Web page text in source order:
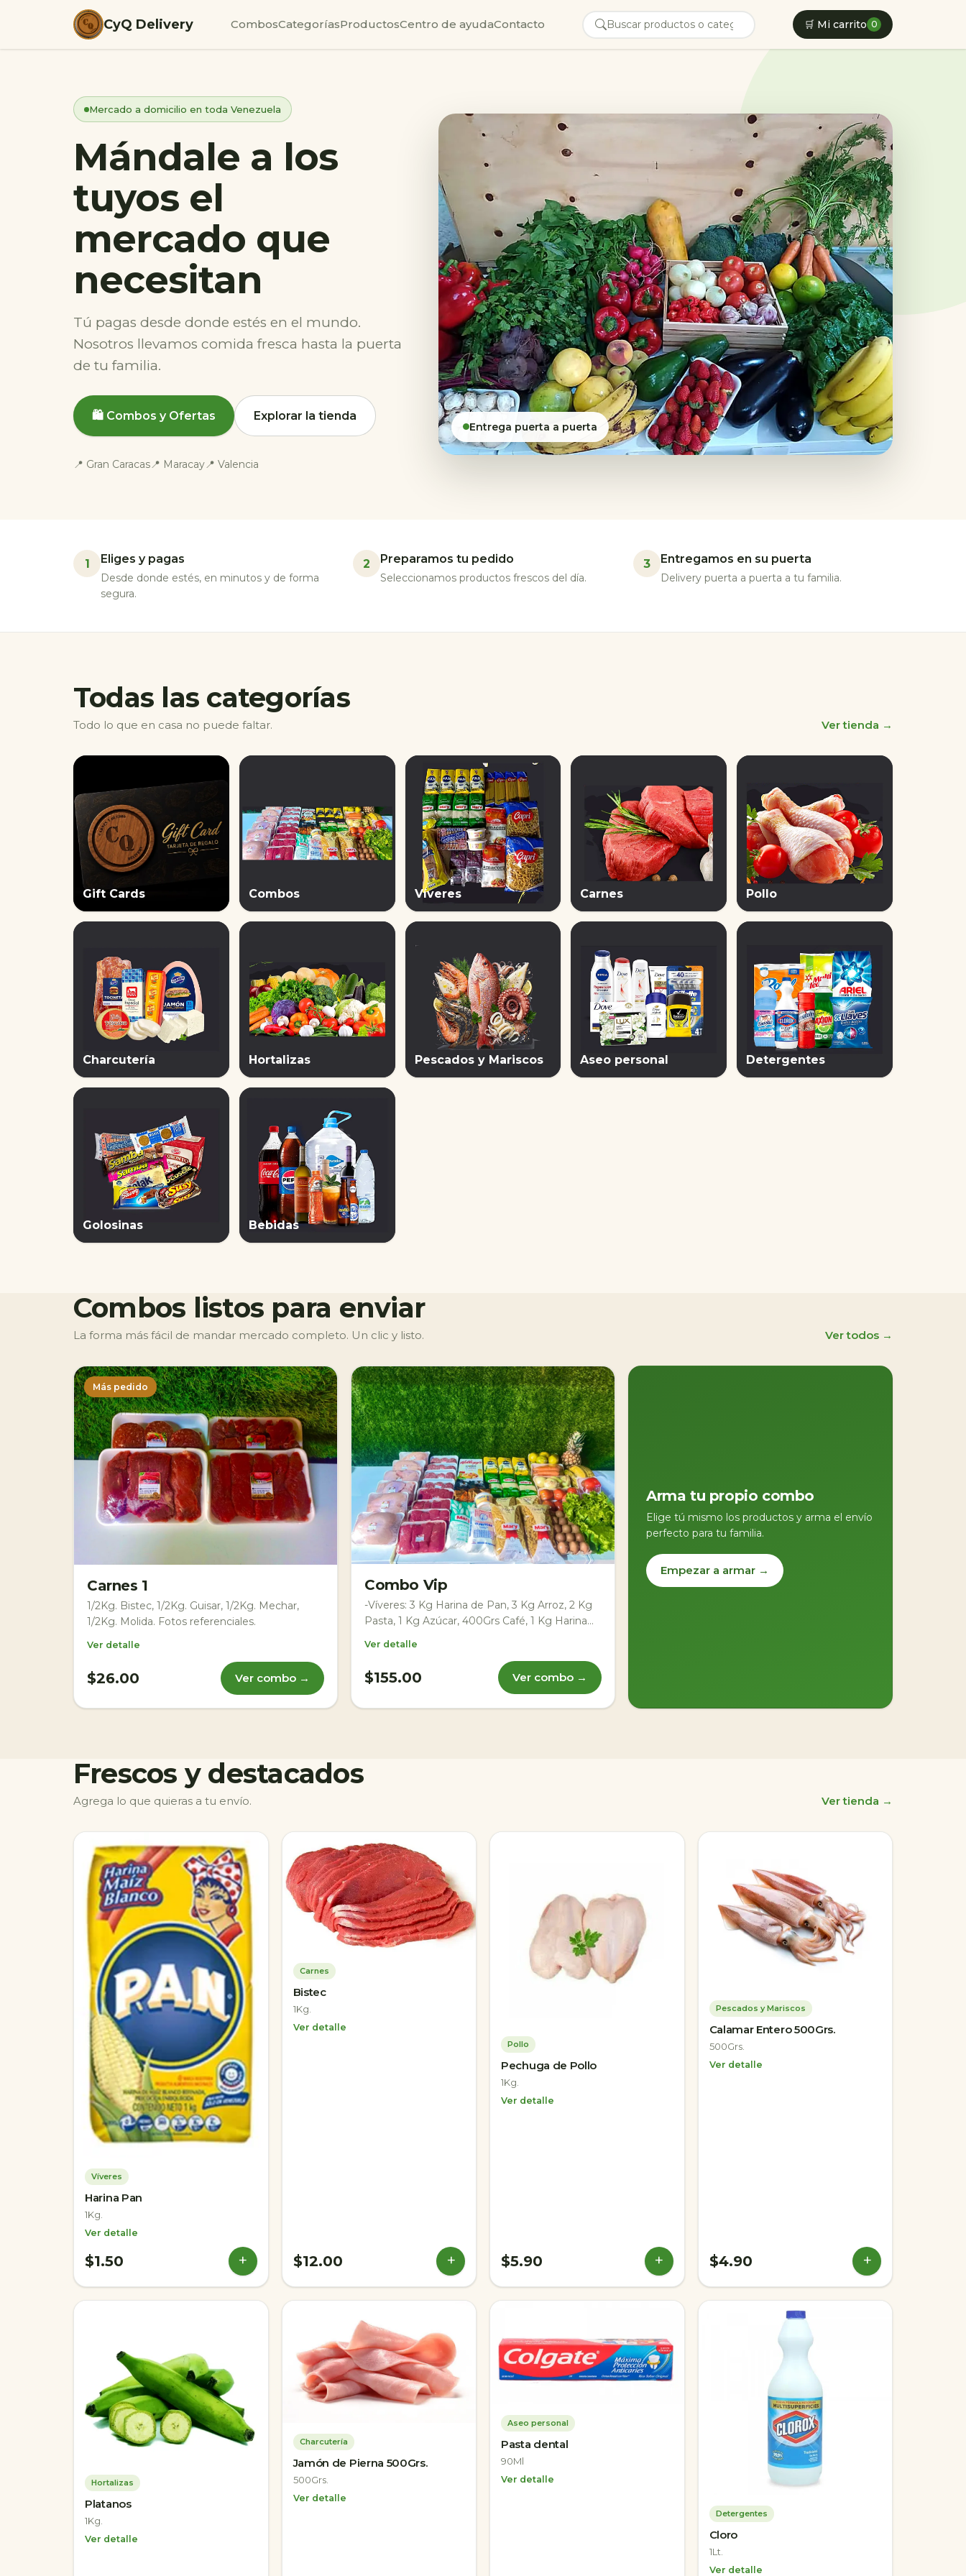
CyQ Delivery CombosCategoríasProductosCentro de ayudaContacto 🛒 Mi carrito 0
Mercado a domicilio en toda Venezuela
Mándale a los
tuyos el
mercado que
necesitan
Tú pagas desde donde estés en el mundo.
Nosotros llevamos comida fresca hasta la puerta
de tu familia.
🛍️ Combos y Ofertas Explorar la tienda
📍 Gran Caracas📍 Maracay📍 Valencia
Entrega puerta a puerta
1 Eliges y pagas
Desde donde estés, en minutos y de forma
segura.
2 Preparamos tu pedido
Seleccionamos productos frescos del día.
3 Entregamos en su puerta
Delivery puerta a puerta a tu familia.
Todas las categorías
Todo lo que en casa no puede faltar. Ver tienda →
Gift Cards Combos Víveres Carnes Pollo
Charcutería Hortalizas Pescados y Mariscos Aseo personal Detergentes
Golosinas Bebidas
Combos listos para enviar
La forma más fácil de mandar mercado completo. Un clic y listo. Ver todos →
Más pedido
Carnes 1
1/2Kg. Bistec, 1/2Kg. Guisar, 1/2Kg. Mechar,
1/2Kg. Molida. Fotos referenciales.
Ver detalle
$26.00 Ver combo →
Combo Vip
-Víveres: 3 Kg Harina de Pan, 3 Kg Arroz, 2 Kg
Pasta, 1 Kg Azúcar, 400Grs Café, 1 Kg Harina
sandwinch. 1 Paq. Galleta o 1Lt. de Leche -
Carnes: 1 Kg Bistec, 1 Kg Molida, 1/2Kg Guisar,
Desinfectante, 1 Und. Cloro, 1 Und. Lavaplatos.
Foto referencial no actualizada, guiarse por el
listado de productos.
Ver detalle
$155.00 Ver combo →
Arma tu propio combo
Elige tú mismo los productos y arma el envío
perfecto para tu familia.
Empezar a armar →
Frescos y destacados
Agrega lo que quieras a tu envío. Ver tienda →
Víveres
Harina Pan
1Kg.
Ver detalle
$1.50 +
Carnes
Bistec
1Kg.
Ver detalle
$12.00 +
Pollo
Pechuga de Pollo
1Kg.
Ver detalle
$5.90 +
Pescados y Mariscos
Calamar Entero 500Grs.
500Grs.
Ver detalle
$4.90 +
Hortalizas
Platanos
1Kg.
Ver detalle
Charcutería
Jamón de Pierna 500Grs.
500Grs.
Ver detalle
Aseo personal
Pasta dental
90Ml
Ver detalle
Detergentes
Cloro
1Lt.
Ver detalle